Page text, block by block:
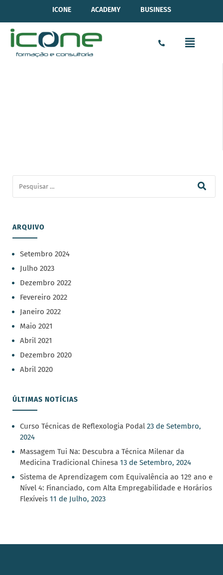
ICONE ACADEMY BUSINESS
ARQUIVO
Setembro 2024
Julho 2023
Dezembro 2022
Fevereiro 2022
Janeiro 2022
Maio 2021
Abril 2021
Dezembro 2020
Abril 2020
ÚLTIMAS NOTÍCIAS
Curso Técnicas de Reflexologia Podal 23 de Setembro,
2024
Massagem Tui Na: Descubra a Técnica Milenar da
Medicina Tradicional Chinesa 13 de Setembro, 2024
Sistema de Aprendizagem com Equivalência ao 12º ano e
Nível 4: Financiado, com Alta Empregabilidade e Horários
Flexíveis 11 de Julho, 2023